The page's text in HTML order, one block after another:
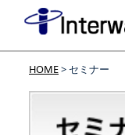
HOME> セミナー